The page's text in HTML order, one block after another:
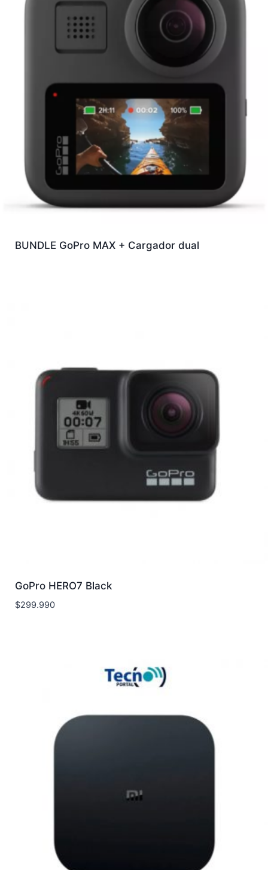
BUNDLE GoPro MAX + Cargador dual
GoPro HERO7 Black
$299.990